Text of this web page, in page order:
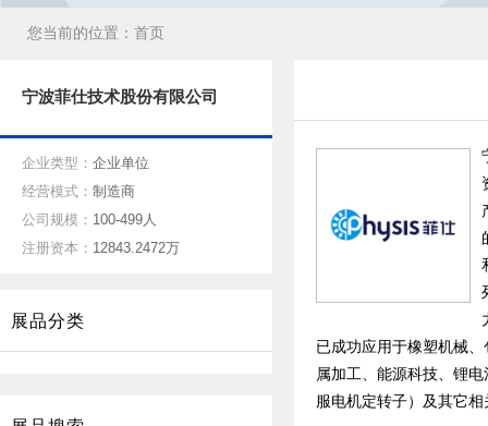
您当前的位置： 首页
宁波菲仕技术股份有限公司
企业类型： 企业单位
经营模式： 制造商
公司规模： 100-499人
注册资本： 12843.2472万
展品分类
已成功应用于橡塑机械
属加工、能源科技、锂
服电机定转子）及其它